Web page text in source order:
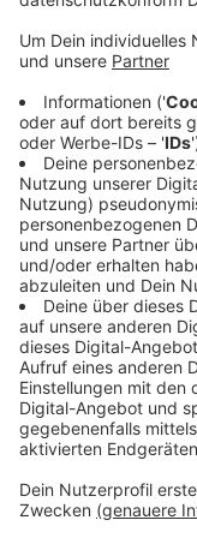
Leverkusen-
Veröffentlicht:
Anzeige
Von der A59
Überfahrt auf den
Westring können
Rheinallee rüber.
an der Ecke
ausgeschildert.
an der
so die
Anzeige